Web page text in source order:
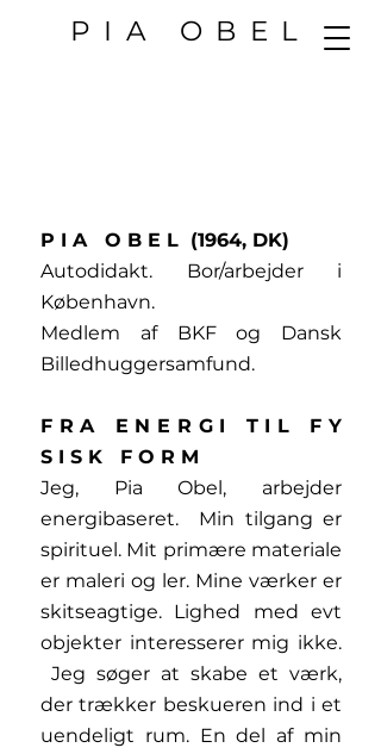
PIA OBEL
P I A O B E L (1964, DK)
Autodidakt. Bor/arbejder i
København.
Medlem af BKF og Dansk
Billedhuggersamfund.
F R A E N E R G I T I L F Y
S I S K F O R M
Jeg, Pia Obel, arbejder
energibaseret. Min tilgang er
spirituel. Mit primære materiale
er maleri og ler. Mine værker er
skitseagtige. Lighed med evt
objekter interesserer mig ikke.
Jeg søger at skabe et værk,
der trækker beskueren ind i et
uendeligt rum. En del af min